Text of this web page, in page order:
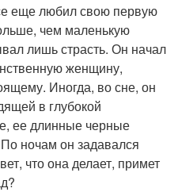
еще любил свою первую
чем маленькую
лишь страсть. Он начал
женщину,
Иногда, во сне, он
в глубокой
ее длинные черные
ночам он задавался
что она делает, примет